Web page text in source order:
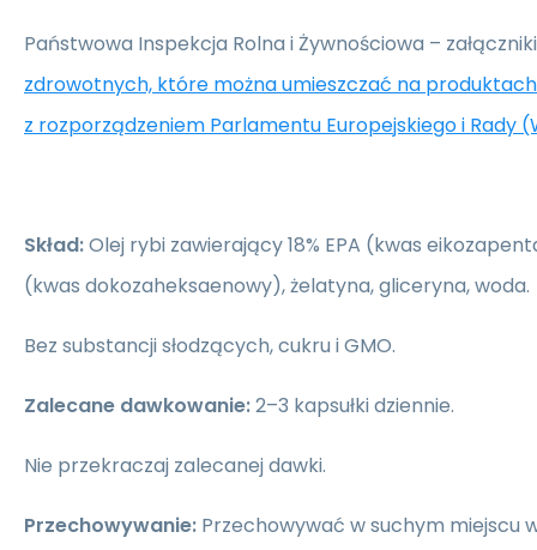
Państwowa Inspekcja Rolna i Żywnościowa –
zdrowotnych, które można umieszczać na
z rozporządzeniem Parlamentu Europejskiego i Rady
Skład:Olej rybi zawierający 18% EPA (kwas
(kwas dokozaheksaenowy), żelatyna, gliceryna, woda.
Bez substancji słodzących, cukru i GMO.
Zalecane dawkowanie:2–3 kapsułki dziennie.
Nie przekraczaj zalecanej dawki.
Przechowywanie: Przechowywać w suchym miejscu